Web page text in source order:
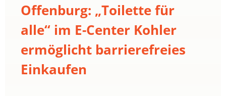
Offenburg: „Toilette für
alle“ im E-Center Kohler
ermöglicht barrierefreies
Einkaufen